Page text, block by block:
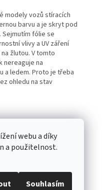
webu a díky
a použitelnost.
Souhlasím
modely vozů stíracích
barvu a je skryt pod
fólie se
vlivy a UV záření
žlutou. V tomto
nereaguje na
a ledem. Proto je třeba
ohledu na stav